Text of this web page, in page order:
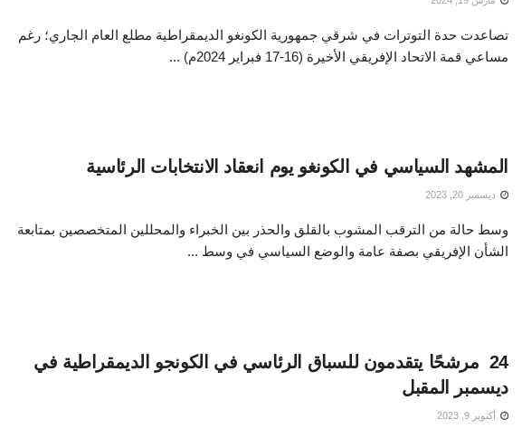
تصاعدت حدة التوترات في شرقي جمهورية الكونغو الديمقراطية مطلع العام الجاري؛ رغم
مساعي قمة الاتحاد الإفريقي الأخيرة (16-17 فبراير 2024م) ...
المشهد السياسي في الكونغو يوم انعقاد الانتخابات الرئاسية
ديسمبر 20, 2023
وسط حالة من الترقب المشوب بالقلق والحذر بين الخبراء والمحللين المتخصصين بمتابعة
الشأن الإفريقي بصفة عامة والوضع السياسي في وسط ...
24 مرشحًا يتقدمون للسباق الرئاسي في الكونجو الديمقراطية في
ديسمبر المقبل
أكتوبر 9, 2023